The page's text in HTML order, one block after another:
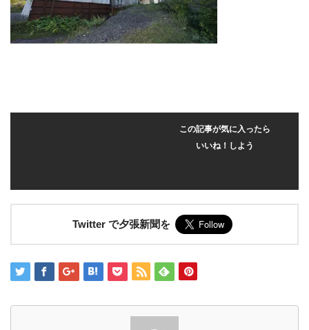
この記事が気に入ったら
いいね！しよう
Twitter で夕張新聞を